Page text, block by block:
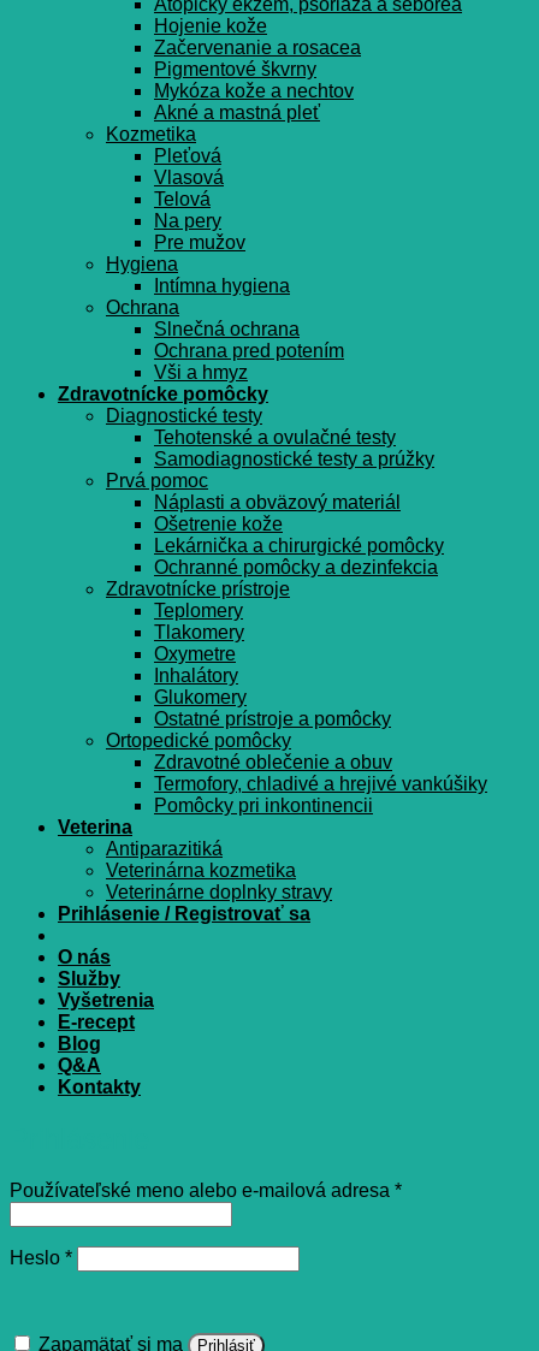
Atopický ekzém, psoriáza a seborea
Hojenie kože
Začervenanie a rosacea
Pigmentové škvrny
Mykóza kože a nechtov
Akné a mastná pleť
Kozmetika
Pleťová
Vlasová
Telová
Na pery
Pre mužov
Hygiena
Intímna hygiena
Ochrana
Slnečná ochrana
Ochrana pred potením
Vši a hmyz
Zdravotnícke pomôcky
Diagnostické testy
Tehotenské a ovulačné testy
Samodiagnostické testy a prúžky
Prvá pomoc
Náplasti a obväzový materiál
Ošetrenie kože
Lekárnička a chirurgické pomôcky
Ochranné pomôcky a dezinfekcia
Zdravotnícke prístroje
Teplomery
Tlakomery
Oxymetre
Inhalátory
Glukomery
Ostatné prístroje a pomôcky
Ortopedické pomôcky
Zdravotné oblečenie a obuv
Termofory, chladivé a hrejivé vankúšiky
Pomôcky pri inkontinencii
Veterina
Antiparazitiká
Veterinárna kozmetika
Veterinárne doplnky stravy
Prihlásenie / Registrovať sa
O nás
Služby
Vyšetrenia
E-recept
Blog
Q&A
Kontakty
Používateľské meno alebo e-mailová adresa *Povinné
Heslo *Povinné
Zapamätať si ma Prihlásiť